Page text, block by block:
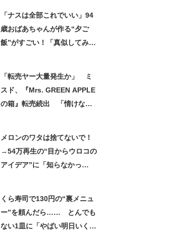
「ナスは全部これでいい」94
歳おばあちゃんが作る“夕ご
飯”がすごい！「真似してみま
「転売ヤー大量発生か」 ミ
スド、『Mrs. GREEN APPLE
の箱』転売続出 「情けない
メロンのワタは捨てないで！
→54万再生の“目からウロコの
アイデア”に「知らなかっ
くら寿司で130円の“裏メニュ
ー”を頼んだら…… とんでも
ない1皿に「やばい明日いく」